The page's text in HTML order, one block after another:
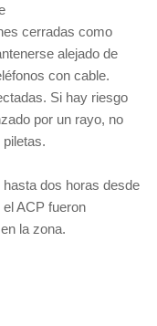
cerradas como
alejado de
con cable.
Si hay riesgo
por un rayo, no
dos horas desde
ACP fueron
la zona.